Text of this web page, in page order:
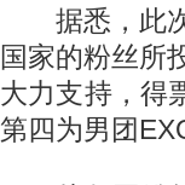
据悉，此次
国家的粉丝所
大力支持，得
第四为男团